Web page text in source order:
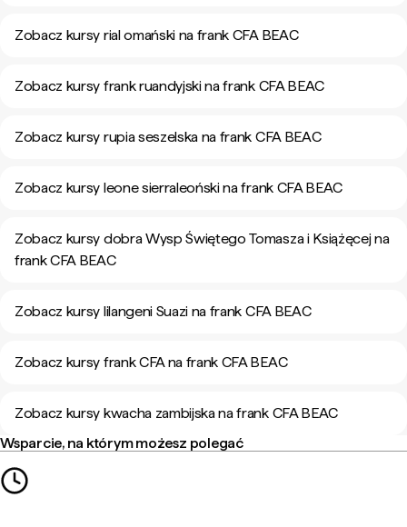
Zobacz kursy rial omański na frank CFA BEAC
Zobacz kursy frank ruandyjski na frank CFA BEAC
Zobacz kursy rupia seszelska na frank CFA BEAC
Zobacz kursy leone sierraleoński na frank CFA BEAC
Zobacz kursy dobra Wysp Świętego Tomasza i Książęcej na
frank CFA BEAC
Zobacz kursy lilangeni Suazi na frank CFA BEAC
Zobacz kursy frank CFA na frank CFA BEAC
Zobacz kursy kwacha zambijska na frank CFA BEAC
Wsparcie, na którym możesz polegać